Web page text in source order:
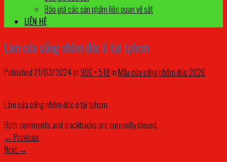
Báo giá các sản phẩm liên quan về sắt
LIÊN HỆ
Làm cửa cổng nhôm đúc ở tại tphcm
Published21/03/2024at900 × 518inMẫu cửa cổng nhôm đúc 2026
Làm cửa cổng nhôm đúc ở tại tphcm
Both comments and trackbacks are currently closed.
← Previous
Next →